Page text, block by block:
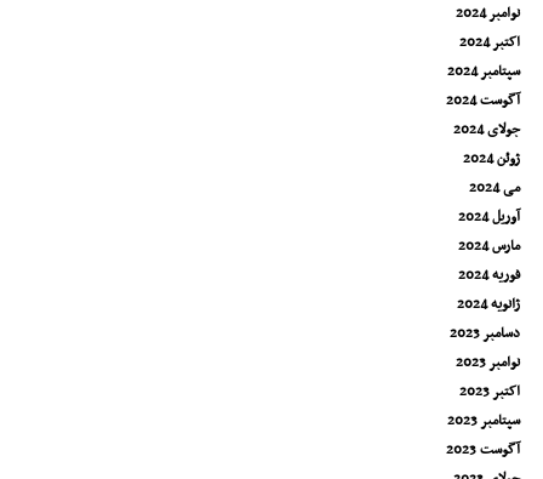
نوامبر 2024
اکتبر 2024
سپتامبر 2024
آگوست 2024
جولای 2024
ژوئن 2024
می 2024
آوریل 2024
مارس 2024
فوریه 2024
ژانویه 2024
دسامبر 2023
نوامبر 2023
اکتبر 2023
سپتامبر 2023
آگوست 2023